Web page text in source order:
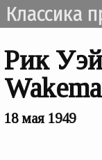
Классика
Рик
18 мая 1949